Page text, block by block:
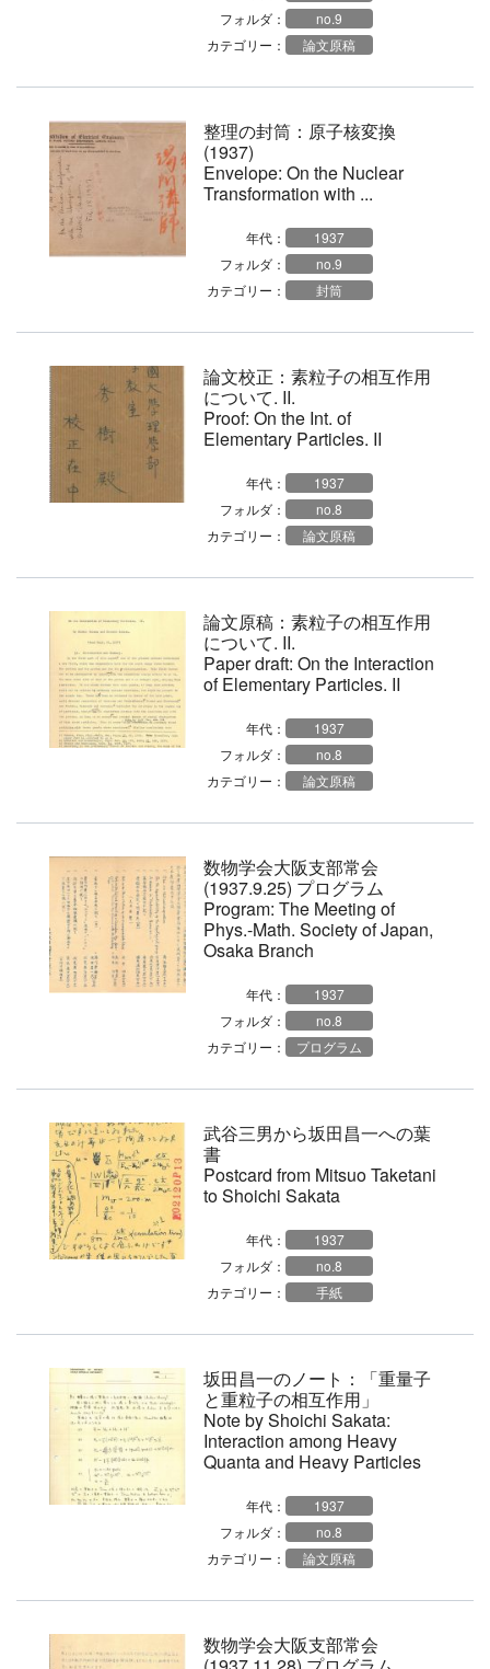
フォルダ：
no.9
カテゴリー：
論文原稿
整理の封筒：原子核変換
(1937)
Envelope: On the Nuclear
Transformation with ...
年代：
1937
フォルダ：
no.9
カテゴリー：
封筒
論文校正：素粒子の相互作用
について. II.
Proof: On the Int. of
Elementary Particles. II
年代：
1937
フォルダ：
no.8
カテゴリー：
論文原稿
論文原稿：素粒子の相互作用
について. II.
Paper draft: On the Interaction
of Elementary Particles. II
年代：
1937
フォルダ：
no.8
カテゴリー：
論文原稿
数物学会大阪支部常会
(1937.9.25) プログラム
Program: The Meeting of
Phys.-Math. Society of Japan,
Osaka Branch
年代：
1937
フォルダ：
no.8
カテゴリー：
プログラム
武谷三男から坂田昌一への葉
書
Postcard from Mitsuo Taketani
to Shoichi Sakata
年代：
1937
フォルダ：
no.8
カテゴリー：
手紙
坂田昌一のノート：「重量子
と重粒子の相互作用」
Note by Shoichi Sakata:
Interaction among Heavy
Quanta and Heavy Particles
年代：
1937
フォルダ：
no.8
カテゴリー：
論文原稿
数物学会大阪支部常会